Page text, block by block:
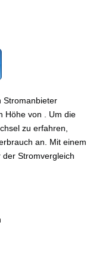
Stromanbieter
Höhe von . Um die
zu erfahren,
an. Mit einem
Stromvergleich